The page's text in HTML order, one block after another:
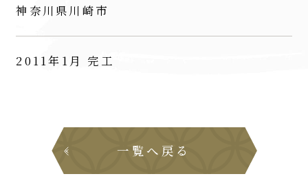
神奈川県川崎市
2011年1月 完工
一覧へ戻る